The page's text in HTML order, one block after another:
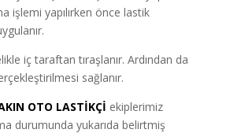
işlemi yapılırken önce lastik
iç taraftan tıraşlanır. Ardından da
sağlanır.
OTO LASTİKÇİ ekiplerimiz
durumunda yukarıda belirtmiş